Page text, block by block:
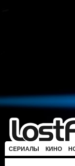
СЕРИАЛЫ КИНО